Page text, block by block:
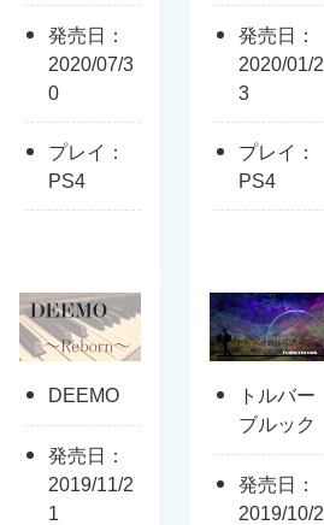
発売日：
2020/07/3
0
プレイ：
PS4
発売日：
2020/01/2
3
プレイ：
PS4
DEEMO
発売日：
2019/11/2
1
トルバー
ブルック
発売日：
2019/10/2